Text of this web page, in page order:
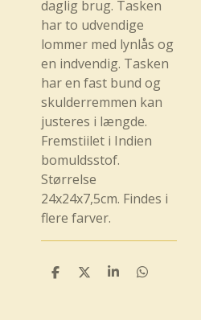
daglig brug. Tasken
har to udvendige
lommer med lynlås og
en indvendig. Tasken
har en fast bund og
skulderremmen kan
justeres i længde.
Fremstiilet i Indien
bomuldsstof.
Størrelse
24x24x7,5cm. Findes i
flere farver.
D
D
D
D